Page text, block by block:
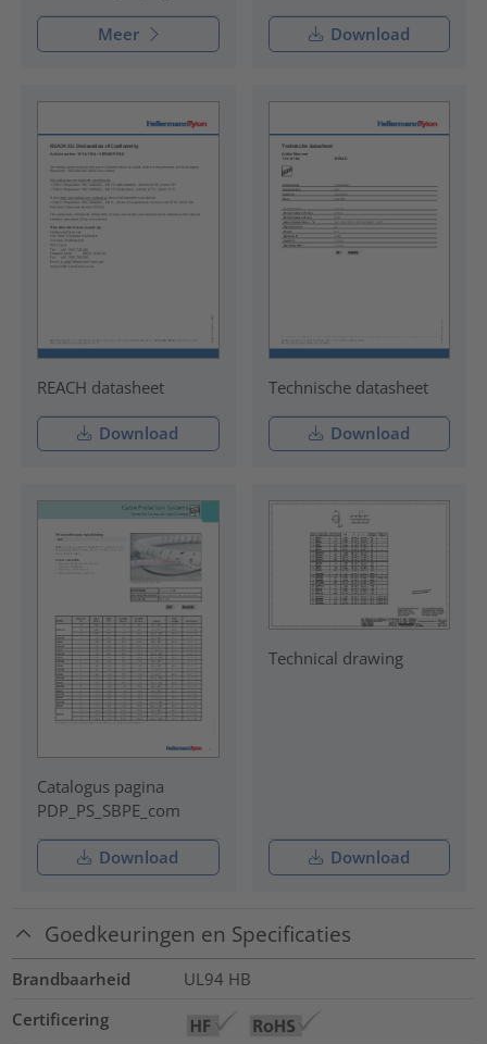
Meer Download
REACH datasheet
Download
Technische datasheet
Download
Catalogus pagina
PDP_PS_SBPE_com
Download
Technical drawing
Download
Goedkeuringen en Specificaties
Brandbaarheid
UL94 HB
Certificering